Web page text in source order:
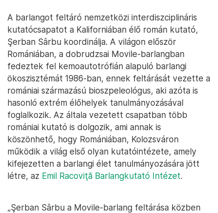
A barlangot feltáró nemzetközi interdiszciplináris
kutatócsapatot a Kaliforniában élő román kutató,
Şerban Sârbu koordinálja. A világon először
Romániában, a dobrudzsai Movile-barlangban
fedeztek fel kemoautotrófián alapuló barlangi
ökoszisztémát 1986-ban, ennek feltárását vezette a
romániai származású bioszpeleológus, aki azóta is
hasonló extrém élőhelyek tanulmányozásával
foglalkozik. Az általa vezetett csapatban több
romániai kutató is dolgozik, ami annak is
köszönhető, hogy Romániában, Kolozsváron
működik a világ első olyan kutatóintézete, amely
kifejezetten a barlangi élet tanulmányozására jött
létre, az Emil Racoviţă Barlangkutató Intézet.
„Şerban Sârbu a Movile-barlang feltárása közben